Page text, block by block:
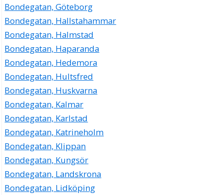
Bondegatan, Göteborg
Bondegatan, Hallstahammar
Bondegatan, Halmstad
Bondegatan, Haparanda
Bondegatan, Hedemora
Bondegatan, Hultsfred
Bondegatan, Huskvarna
Bondegatan, Kalmar
Bondegatan, Karlstad
Bondegatan, Katrineholm
Bondegatan, Klippan
Bondegatan, Kungsör
Bondegatan, Landskrona
Bondegatan, Lidköping